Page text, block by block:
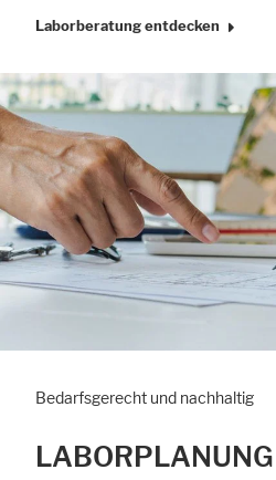
Laborberatung entdecken
Bedarfsgerecht und nachhaltig
LABORPLANUNG